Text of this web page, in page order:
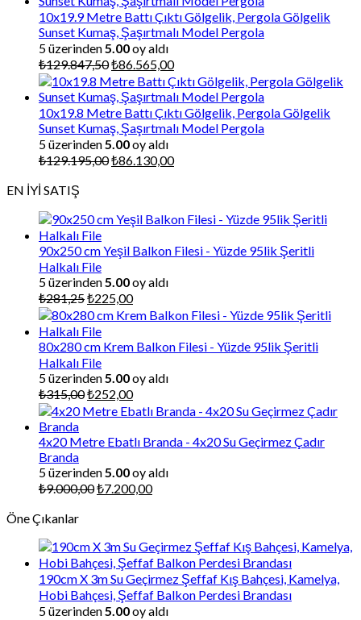
₺87.000,00.
10x19.9 Metre Battı Çıktı Gölgelik, Pergola Gölgelik
Sunset Kumaş, Şaşırtmalı Model Pergola
5 üzerinden5.00oy aldı
₺129.847,50Orijinal
fiyat:
₺129.847,50.
₺86.565,00Şu
andaki
fiyat:
₺86.565,00.
10x19.8 Metre Battı Çıktı Gölgelik, Pergola Gölgelik
Sunset Kumaş, Şaşırtmalı Model Pergola
5 üzerinden5.00oy aldı
₺129.195,00Orijinal
₺86.130,00Şu
EN İYİ SATIŞ
90x250 cm Yeşil Balkon Filesi - Yüzde 95lik Şeritli
Halkalı File
5 üzerinden5.00oy aldı
₺281,25Orijinal
fiyat:
₺281,25.
₺225,00Şu
andaki
₺225,00.
80x280 cm Krem Balkon Filesi - Yüzde 95lik Şeritli
Halkalı File
5 üzerinden5.00oy aldı
₺315,00Orijinal
fiyat:
₺252,00Şu
andaki
₺252,00.
4x20 Metre Ebatlı Branda - 4x20 Su Geçirmez Çadır
Branda
5 üzerinden5.00oy aldı
₺9.000,00Orijinal
₺7.200,00Şu
Öne Çıkanlar
190cm X 3m Su Geçirmez Şeffaf Kış Bahçesi, Kamelya,
Hobi Bahçesi, Şeffaf Balkon Perdesi Brandası
5 üzerinden5.00oy aldı